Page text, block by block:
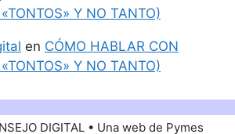
Y NO TANTO)
en CÓMO HABLAR CON
Y NO TANTO)
DIGITAL • Una web de Pymes